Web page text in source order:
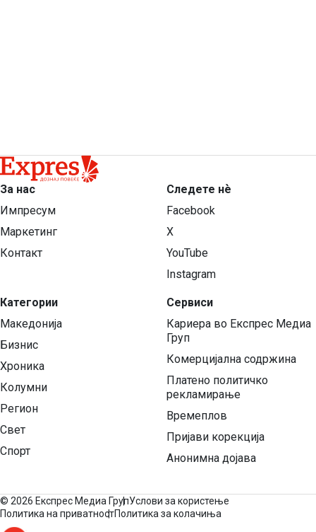
За нас
Импресум
Маркетинг
Контакт
Категории
Македонија
Бизнис
Хроника
Колумни
Регион
Свет
Спорт
Следете нѐ
Facebook
X
YouTube
Instagram
Сервиси
Кариера во Експрес Медиа
Груп
Комерцијална содржина
Платено политичко
рекламирање
Времеплов
Пријави корекција
Анонимна дојава
© 2026 Експрес Медиа ГрупУслови за користење
Политика на приватностПолитика за колачиња